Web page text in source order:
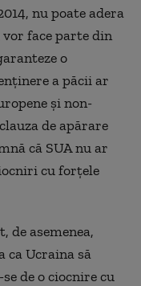
nu poate adera
face parte din
o
a păcii ar
şi non-
de apărare
că SUA nu ar
cu forţele
de asemenea,
Ucraina să
de o ciocnire cu